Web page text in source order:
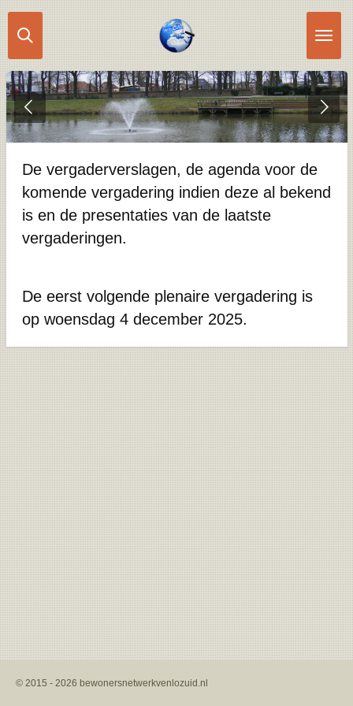
Ga
direct
de
hoofdinhoud
De vergaderverslagen, de agenda voor de
komende vergadering indien deze al bekend
is en de presentaties van de laatste
vergaderingen.
De eerst volgende plenaire vergadering is
op woensdag 4 december 2025.
© 2015 - 2026 bewonersnetwerkvenlozuid.nl